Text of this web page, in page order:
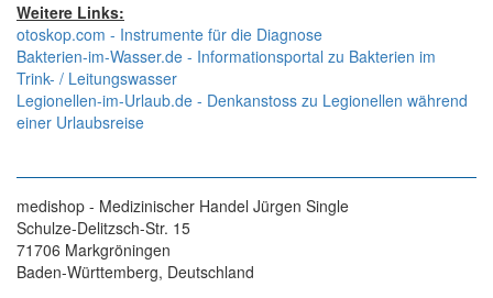
Weitere Links:
otoskop.com - Instrumente für die Diagnose
Bakterien-im-Wasser.de - Informationsportal zu Bakterien im
Trink- / Leitungswasser
Legionellen-im-Urlaub.de - Denkanstoss zu Legionellen während
einer Urlaubsreise
medishop - Medizinischer Handel Jürgen Single
Schulze-Delitzsch-Str. 15
71706 Markgröningen
Baden-Württemberg, Deutschland